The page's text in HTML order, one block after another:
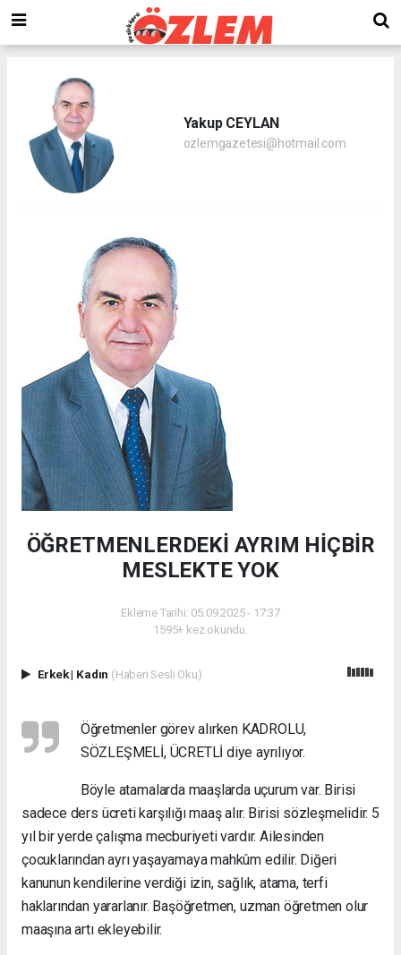
Yakup CEYLAN
ozlemgazetesi@hotmail.com
ÖĞRETMENLERDEKİ AYRIM HİÇBİR
MESLEKTE YOK
Ekleme Tarihi: 05.09.2025 - 17:37
1595+ kez okundu.
Erkek| Kadın (Haberi Sesli Oku)
Öğretmenler görev alırken KADROLU,
SÖZLEŞMELİ, ÜCRETLİ diye ayrılıyor.
Böyle atamalarda maaşlarda uçurum var. Birisi
sadece ders ücreti karşılığı maaş alır. Birisi sözleşmelidir. 5
yıl bir yerde çalışma mecburiyeti vardır. Ailesinden
çocuklarından ayrı yaşayamaya mahkûm edilir. Diğeri
kanunun kendilerine verdiği izin, sağlık, atama, terfi
haklarından yararlanır. Başöğretmen, uzman öğretmen olur
maaşına artı ekleyebilir.